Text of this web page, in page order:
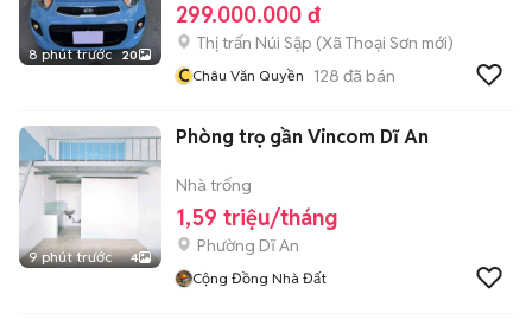
8 phút trước 20
299.000.000 đ
Thị trấn Núi Sập (Xã Thoại Sơn mới)
CChâu Văn Quyền 128 đã bán
9 phút trước 4
Phòng trọ gần Vincom Dĩ An
Nhà trống
1,59 triệu/tháng
Phường Dĩ An
Cộng Đồng Nhà Đất